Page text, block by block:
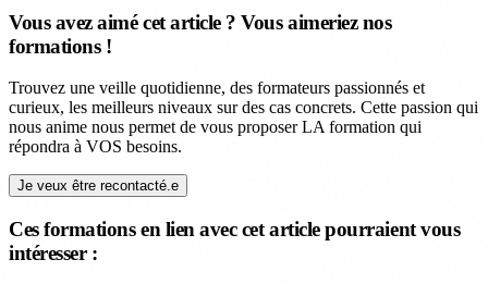
Vous avez aimé cet article ? Vous aimeriez nos
formations !
Trouvez une veille quotidienne, des formateurs passionnés et
curieux, les meilleurs niveaux sur des cas concrets. Cette passion qui
nous anime nous permet de vous proposer LA formation qui
répondra à VOS besoins.
Je veux être recontacté.e
Ces formations en lien avec cet article pourraient vous
intéresser :